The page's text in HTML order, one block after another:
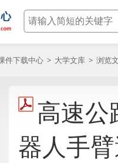
件下载中心 > 大学文库 > 浏览
高速公
器人手